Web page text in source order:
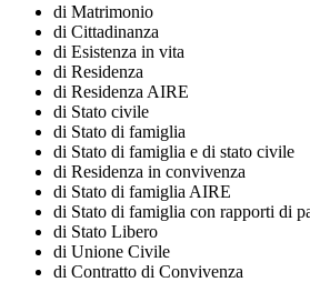
di Matrimonio
di Cittadinanza
di Esistenza in vita
di Residenza
di Residenza AIRE
di Stato civile
di Stato di famiglia
di Stato di famiglia e di stato civile
di Residenza in convivenza
di Stato di famiglia AIRE
di Stato di famiglia con rapporti di
di Stato Libero
di Unione Civile
di Contratto di Convivenza